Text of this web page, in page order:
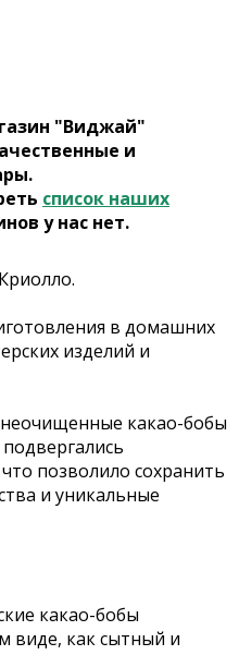
"Виджай"
и
список наших
у нас нет.
в домашних
изделий и
какао-бобы
позволило сохранить
и уникальные
какао-бобы
виде, как сытный и